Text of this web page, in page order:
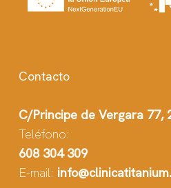
Contacto
C/Principe de Vergara 77,
Teléfono:
608 304 309
E-mail: